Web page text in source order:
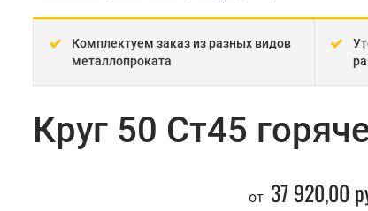
Комплектуем заказ из разных видов
металлопроката
Круг 50 Ст45
от 37 920,00